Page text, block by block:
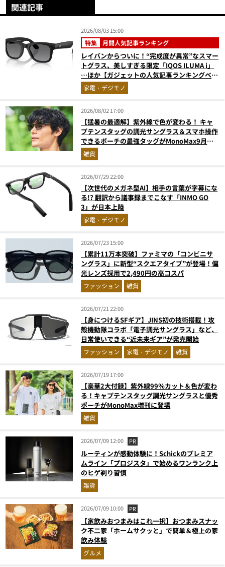
関連記事
2026/08/03 15:00
特集 月間人気記事ランキング
レイバンからついに！“完成度が異常”なスマー
トグラス、美しすぎる限定「IQOS ILUMA i」
…ほか【ガジェットの人気記事ランキングベス
ト3】（2026年6月版）
家電・デジモノ
2026/08/02 17:00
【猛暑の最適解】紫外線で色が変わる！ キャ
プテンスタッグの調光サングラス＆スマホ操作
できるポーチの最強タッグがMonoMax9月号
増刊付録に登場
雑貨
2026/07/29 22:00
【次世代のメガネ型AI】相手の言葉が字幕にな
る!? 翻訳から議事録までこなす「INMO GO
3」が日本上陸
家電・デジモノ
2026/07/23 15:00
【累計11万本突破】ファミマの「コンビニサ
ングラス」に新型“スクエアタイプ”が登場！偏
光レンズ採用で2,490円の高コスパ
ファッション 雑貨
2026/07/21 22:00
【身につけるSFギア】JINS初の技術搭載！攻
殻機動隊コラボ「電子調光サングラス」など、
日常使いできる“近未来ギア”が発売開始
ファッション 家電・デジモノ 雑貨
2026/07/19 17:00
【豪華2大付録】紫外線99％カット＆色が変わ
る！キャプテンスタッグ調光サングラスと優秀
ポーチがMonoMax増刊に登場
雑貨
2026/07/09 12:00 PR
ルーティンが感動体験に！Schickのプレミア
ムライン「プロジスタ」で始めるワンランク上
のヒゲ剃り習慣
雑貨
2026/07/09 10:00 PR
【家飲みおつまみはこれ一択】おつまみスナッ
ク不二家「ホームサクッと」で簡単＆極上の家
飲み体験
グルメ